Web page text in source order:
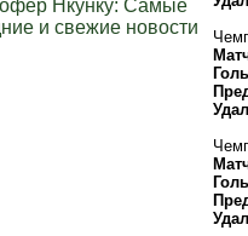
Нкунку: Самые
и свежие новости